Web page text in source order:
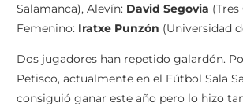
Salamanca), Alevín: David Segovia
Femenino: Iratxe Punzón (Universidad
Dos jugadores han repetido galardón.
Petisco, actualmente en el Fútbol Sala
consiguió ganar este año pero lo hizo